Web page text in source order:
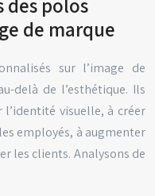
de marque
sur l’image de
delà de l’esthétique. Ils
visuelle, à créer
employés, à augmenter
les clients. Analysons de